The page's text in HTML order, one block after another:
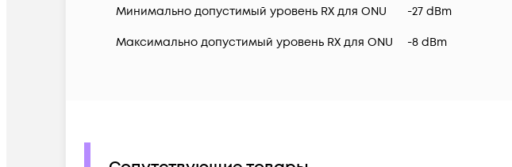
Минимально допустимый уровень RX для ONU -27 dBm
Максимально допустимый уровень RX для ONU -8 dBm